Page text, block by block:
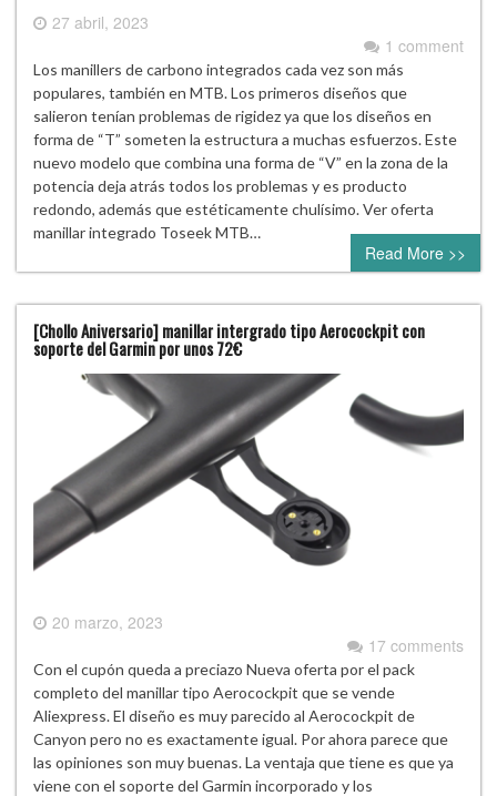
27 abril, 2023
1 comment
Los manillers de carbono integrados cada vez son más
populares, también en MTB. Los primeros diseños que
salieron tenían problemas de rigidez ya que los diseños en
forma de “T” someten la estructura a muchas esfuerzos. Este
nuevo modelo que combina una forma de “V” en la zona de la
potencia deja atrás todos los problemas y es producto
redondo, además que estéticamente chulísimo. Ver oferta
manillar integrado Toseek MTB…
Read More >>
[Chollo Aniversario] manillar intergrado tipo Aerocockpit con
soporte del Garmin por unos 72€
20 marzo, 2023
17 comments
Con el cupón queda a preciazo Nueva oferta por el pack
completo del manillar tipo Aerocockpit que se vende
Aliexpress. El diseño es muy parecido al Aerocockpit de
Canyon pero no es exactamente igual. Por ahora parece que
las opiniones son muy buenas. La ventaja que tiene es que ya
viene con el soporte del Garmin incorporado y los